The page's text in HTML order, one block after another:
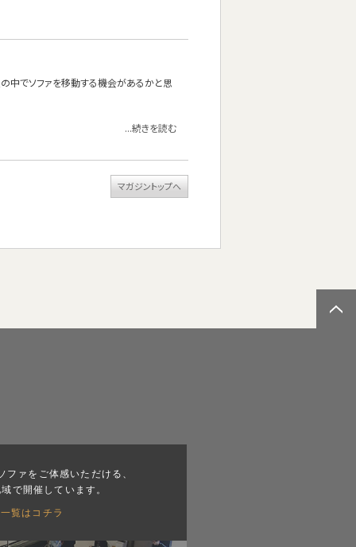
の中でソファを移動する機会があるかと思
...続きを読む
マガジントップへ
ァをご体感いただける、
で開催しています。
覧はコチラ